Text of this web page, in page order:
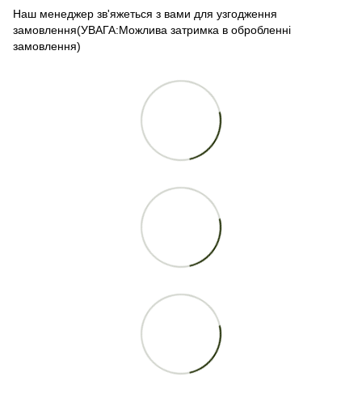
Наш менеджер зв'яжеться з вами для узгодження
замовлення(УВАГА:Можлива затримка в обробленні
замовлення)